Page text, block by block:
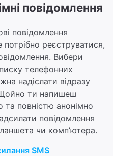
повідомлення
повідомлення
потрібно реєструватися,
Вибери
телефонних
надіслати відразу
Щойно ти напишеш
та повністю анонімно
повідомлення
чи комп’ютера.
SMS